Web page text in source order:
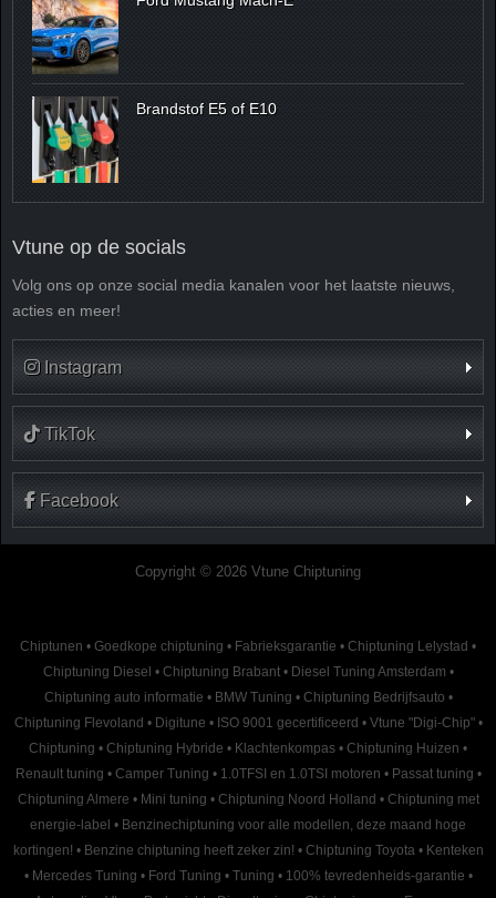
Brandstof E5 of E10
Vtune op de socials
Volg ons op onze social media kanalen voor het laatste nieuws,
acties en meer!
Instagram
TikTok
Facebook
Copyright © 2026 Vtune Chiptuning
Chiptunen • Goedkope chiptuning • Fabrieksgarantie • Chiptuning Lelystad •
Chiptuning Diesel • Chiptuning Brabant • Diesel Tuning Amsterdam •
Chiptuning auto informatie • BMW Tuning • Chiptuning Bedrijfsauto •
Chiptuning Flevoland • Digitune • ISO 9001 gecertificeerd • Vtune "Digi-Chip" •
Chiptuning • Chiptuning Hybride • Klachtenkompas • Chiptuning Huizen •
Renault tuning • Camper Tuning • 1.0TFSI en 1.0TSI motoren • Passat tuning •
Chiptuning Almere • Mini tuning • Chiptuning Noord Holland • Chiptuning met
energie-label • Benzinechiptuning voor alle modellen, deze maand hoge
kortingen! • Benzine chiptuning heeft zeker zin! • Chiptuning Toyota • Kenteken
• Mercedes Tuning • Ford Tuning • Tuning • 100% tevredenheids-garantie •